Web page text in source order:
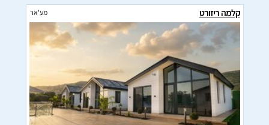
קלמה ריזורט מע'אר